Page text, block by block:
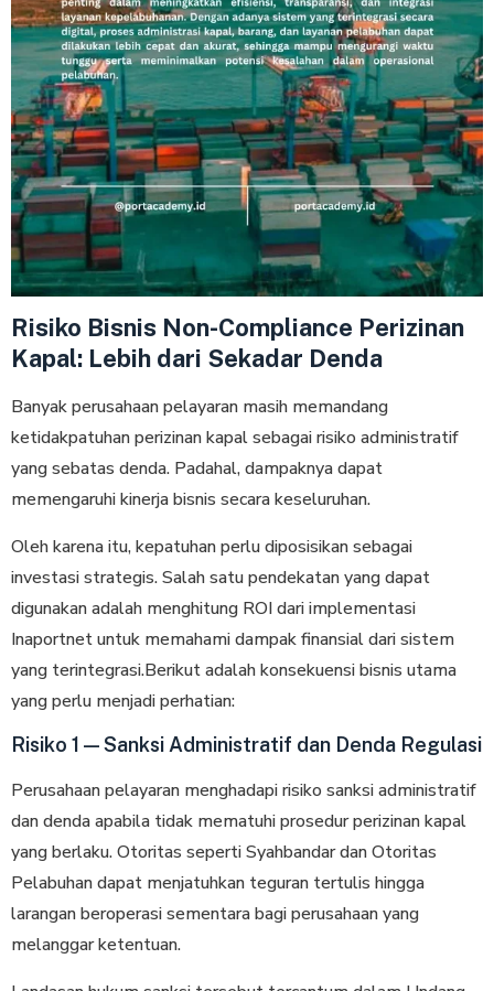
Risiko Bisnis Non-Compliance Perizinan
Kapal: Lebih dari Sekadar Denda
Banyak perusahaan pelayaran masih memandang
ketidakpatuhan perizinan kapal sebagai risiko administratif
yang sebatas denda. Padahal, dampaknya dapat
memengaruhi kinerja bisnis secara keseluruhan.
Oleh karena itu, kepatuhan perlu diposisikan sebagai
investasi strategis. Salah satu pendekatan yang dapat
digunakan adalah menghitung ROI dari implementasi
Inaportnet untuk memahami dampak finansial dari sistem
yang terintegrasi.Berikut adalah konsekuensi bisnis utama
yang perlu menjadi perhatian:
Risiko 1 — Sanksi Administratif dan Denda Regulasi
Perusahaan pelayaran menghadapi risiko sanksi administratif
dan denda apabila tidak mematuhi prosedur perizinan kapal
yang berlaku. Otoritas seperti Syahbandar dan Otoritas
Pelabuhan dapat menjatuhkan teguran tertulis hingga
larangan beroperasi sementara bagi perusahaan yang
melanggar ketentuan.